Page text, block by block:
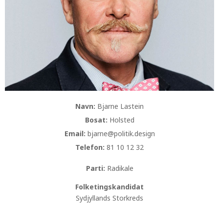
Navn: Bjarne Lastein
Bosat: Holsted
Email: bjarne@politik.design
Telefon: 81 10 12 32
Parti: Radikale
Folketingskandidat
Sydjyllands Storkreds